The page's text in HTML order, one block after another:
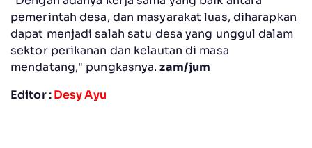
pemerintah desa, dan masyarakat luas, diharapkan
dapat menjadi salah satu desa yang unggul dalam
sektor perikanan dan kelautan di masa
mendatang," pungkasnya.zam/jum
Editor :Desy Ayu